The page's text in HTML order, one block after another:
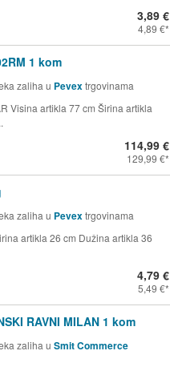
3,89 €
4,89 €
1 kom
zaliha u Pevextrgovinama
Visina artikla 77 cm Širina artikla
114,99 €
129,99 €
zaliha u Pevextrgovinama
artikla 26 cm Dužina artikla 36
4,79 €
5,49 €
RAVNI MILAN 1 kom
zaliha u Smit Commerce